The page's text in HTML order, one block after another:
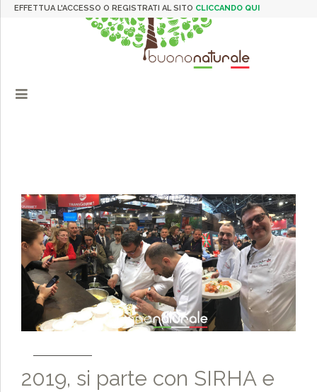
EFFETTUA L'ACCESSO O REGISTRATI AL SITO CLICCANDO QUI
2019, si parte con SIRHA e